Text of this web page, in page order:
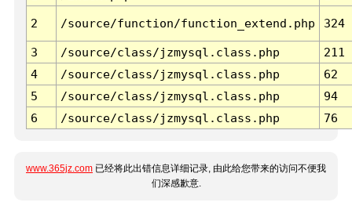
2 /source/function/function_extend.php 324
3 /source/class/jzmysql.class.php
211
4
/source/class/jzmysql.class.php
62
5
/source/class/jzmysql.class.php
94
6
/source/class/jzmysql.class.php 76
www.365jz.com 已经将此出错信息详细记录, 由此给您带来的访问不便我
们深感歉意.